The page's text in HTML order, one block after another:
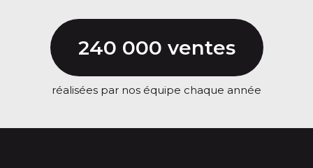
240 000 ventes
réalisées par nos équipe chaque année